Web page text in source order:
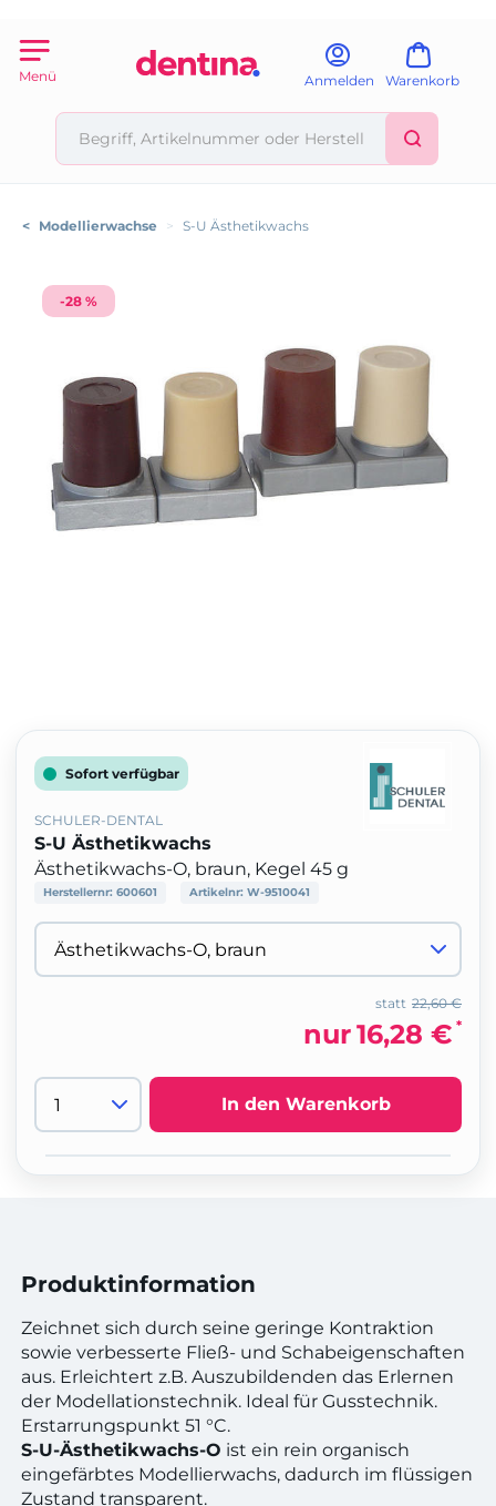
Menü Anmelden Warenkorb
< Modellierwachse > S-U Ästhetikwachs
-28 %
Sofort verfügbar
SCHULER-DENTAL
S-U Ästhetikwachs
Ästhetikwachs-O, braun, Kegel 45 g
Herstellernr: 600601 Artikelnr: W-9510041
22,60 €
statt
nur16,28 € *
In den Warenkorb
Produktinformation
Zeichnet sich durch seine geringe Kontraktion
sowie verbesserte Fließ- und Schabeigenschaften
aus. Erleichtert z.B. Auszubildenden das Erlernen
der Modellationstechnik. Ideal für Gusstechnik.
Erstarrungspunkt 51 °C.
S-U-Ästhetikwachs-O ist ein rein organisch
eingefärbtes Modellierwachs, dadurch im flüssigen
Zustand transparent.